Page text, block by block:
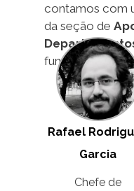
contamos com
da seção de
funcionamento
Rafael
Garcia
Chefe de